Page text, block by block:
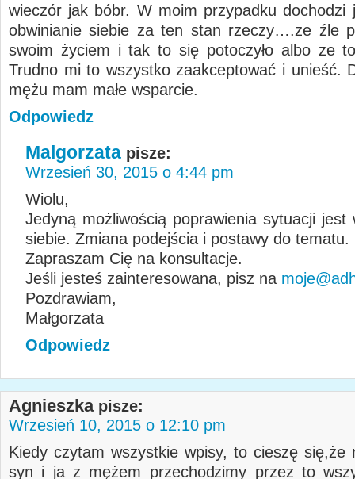
wieczór jak bóbr. W moim przypadku dochodzi
obwinianie siebie za ten stan rzeczy….ze źle
swoim życiem i tak to się potoczyło albo ze
Trudno mi to wszystko zaakceptować i unieść.
mężu mam małe wsparcie.
Odpowiedz
Malgorzata pisze:
Wrzesień 30, 2015 o 4:44 pm
Wiolu,
Jedyną możliwością poprawienia sytuacji jest
siebie. Zmiana podejścia i postawy do tematu.
Zapraszam Cię na konsultacje.
Jeśli jesteś zainteresowana, pisz na
Pozdrawiam,
Małgorzata
Odpowiedz
Agnieszka pisze:
Wrzesień 10, 2015 o 12:10 pm
Kiedy czytam wszystkie wpisy, to cieszę się,że
syn i ja z mężem przechodzimy przez to